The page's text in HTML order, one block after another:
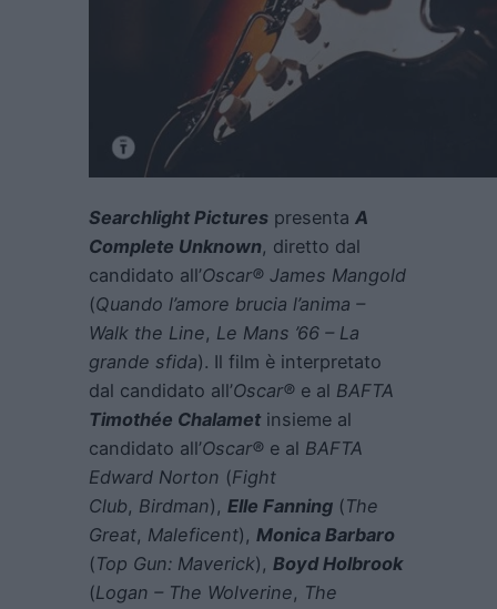
Searchlight Pictures presenta A
Complete Unknown, diretto dal
candidato all’Oscar® James Mangold
(Quando l’amore brucia l’anima –
Walk the Line, Le Mans ’66 – La
grande sfida). Il film è interpretato
dal candidato all’Oscar® e al BAFTA
Timothée Chalamet insieme al
candidato all’Oscar® e al BAFTA
Edward Norton (Fight
Club, Birdman), Elle Fanning (The
Great, Maleficent), Monica Barbaro
(Top Gun: Maverick), Boyd Holbrook
(Logan – The Wolverine, The